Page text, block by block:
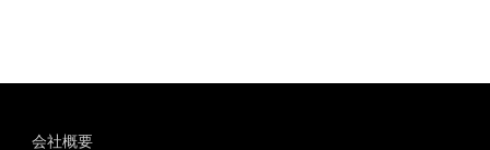
会社概要